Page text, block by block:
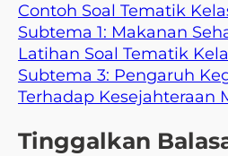
Contoh Soal Tematik
Subtema 1: Makanan
Latihan Soal Tematik
Subtema 3: Pengaruh
Terhadap Kesejahteraan
Tinggalkan